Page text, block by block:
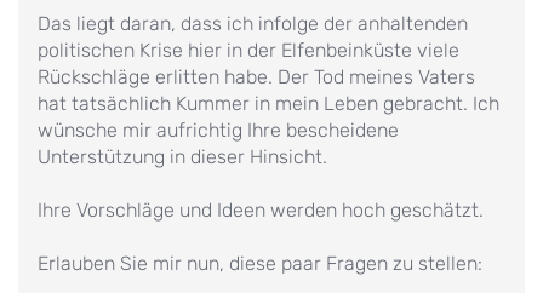
Das liegt daran, dass ich infolge der anhaltenden
politischen Krise hier in der Elfenbeinküste viele
Rückschläge erlitten habe. Der Tod meines Vaters
hat tatsächlich Kummer in mein Leben gebracht. Ich
wünsche mir aufrichtig Ihre bescheidene
Unterstützung in dieser Hinsicht.
Ihre Vorschläge und Ideen werden hoch geschätzt.
Erlauben Sie mir nun, diese paar Fragen zu stellen: